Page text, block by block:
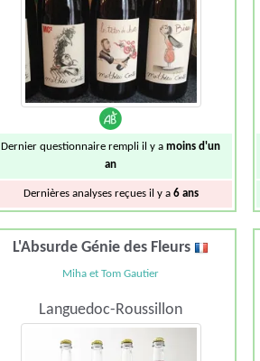
Dernier questionnaire rempli il y amoins d'un
an
Dernières analyses reçues il y a 6 ans
L'Absurde Génie des Fleurs
Miha et Tom Gautier
Languedoc-Roussillon